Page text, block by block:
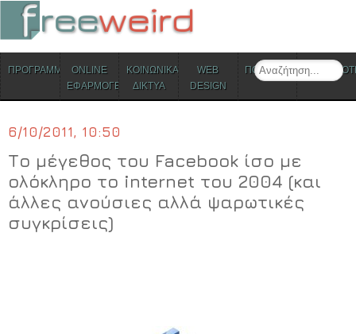
Search
Skip to content
ΠΡΟΓΡΑΜΜΑΤΑONLINE
ΕΦΑΡΜΟΓΕΣ
ΚΟΙΝΩΝΙΚΑ
ΔΙΚΤΥΑ
WEB
DESIGN
ΠΟΛΙΤΙΣΜΟΣ
6/10/2011, 10:50
Το μέγεθος του Facebook ίσο με
ολόκληρο το internet του 2004 (και
άλλες ανούσιες αλλά ψαρωτικές
συγκρίσεις)